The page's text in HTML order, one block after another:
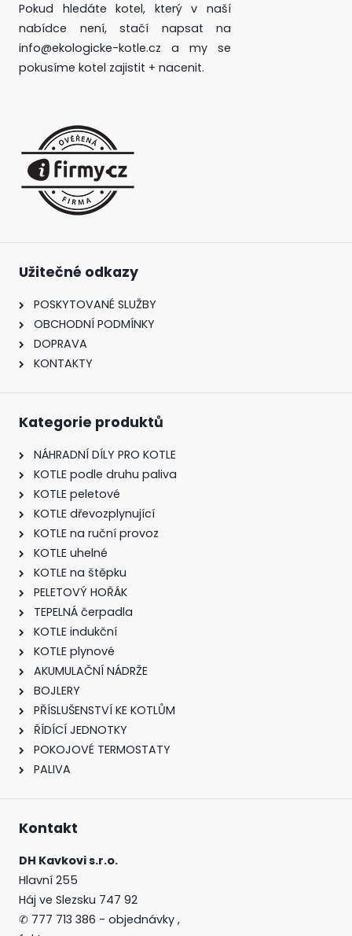
Pokud hledáte kotel, který v naší
nabídce není, stačí napsat na
info@ekologicke-kotle.cz a my se
pokusíme kotel zajistit + nacenit.
Užitečné odkazy
POSKYTOVANÉ SLUŽBY
OBCHODNÍ PODMÍNKY
DOPRAVA
KONTAKTY
Kategorie produktů
NÁHRADNÍ DÍLY PRO KOTLE
KOTLE podle druhu paliva
KOTLE peletové
KOTLE dřevozplynující
KOTLE na ruční provoz
KOTLE uhelné
KOTLE na štěpku
PELETOVÝ HOŘÁK
TEPELNÁ čerpadla
KOTLE indukční
KOTLE plynové
AKUMULAČNÍ NÁDRŽE
BOJLERY
PŘÍSLUŠENSTVÍ KE KOTLŮM
ŘÍDÍCÍ JEDNOTKY
POKOJOVÉ TERMOSTATY
PALIVA
Kontakt
DH Kavkovi s.r.o.
Hlavní 255
Háj ve Slezsku 747 92
✆ 777 713 386 - objednávky ,